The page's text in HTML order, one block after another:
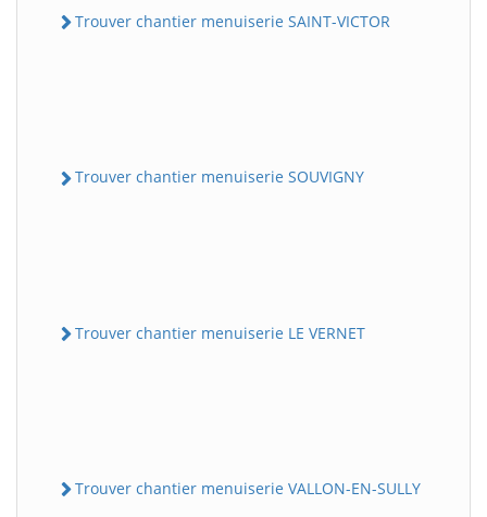
Trouver chantier menuiserie SAINT-VICTOR
Trouver chantier menuiserie SOUVIGNY
Trouver chantier menuiserie LE VERNET
Trouver chantier menuiserie VALLON-EN-SULLY